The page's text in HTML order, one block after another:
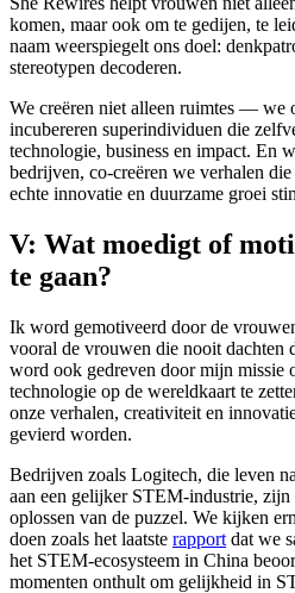
komen, maar ook om te gedijen, te
naam weerspiegelt ons doel:
stereotypen decoderen.
We creëren niet alleen ruimtes — we
incubereren superindividuen die
technologie, business en impact. En
bedrijven, co-creëren we verhalen
echte innovatie en duurzame groei
V: Wat moedigt of
te gaan?
Ik word gemotiveerd door de
vooral de vrouwen die nooit dachten
word ook gedreven door mijn missie
technologie op de wereldkaart te
onze verhalen, creativiteit en
gevierd worden.
Bedrijven zoals Logitech, die leven
aan een gelijker STEM-industrie, zijn
oplossen van de puzzel. We kijken
doen zoals het laatste rapport dat we
het STEM-ecosysteem in China
momenten onthult om gelijkheid in